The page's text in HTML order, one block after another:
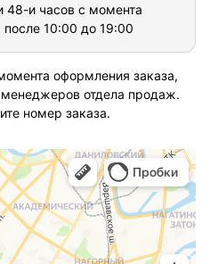
48-и часов с момента
10:00 до 19:00
оформления заказа,
менеджеров отдела продаж.
номер заказа.